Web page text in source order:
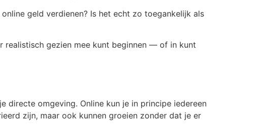
geld verdienen? Is het echt zo toegankelijk als
realistisch gezien mee kunt beginnen — of in kunt
directe omgeving. Online kun je in principe iedereen
zijn, maar ook kunnen groeien zonder dat je er